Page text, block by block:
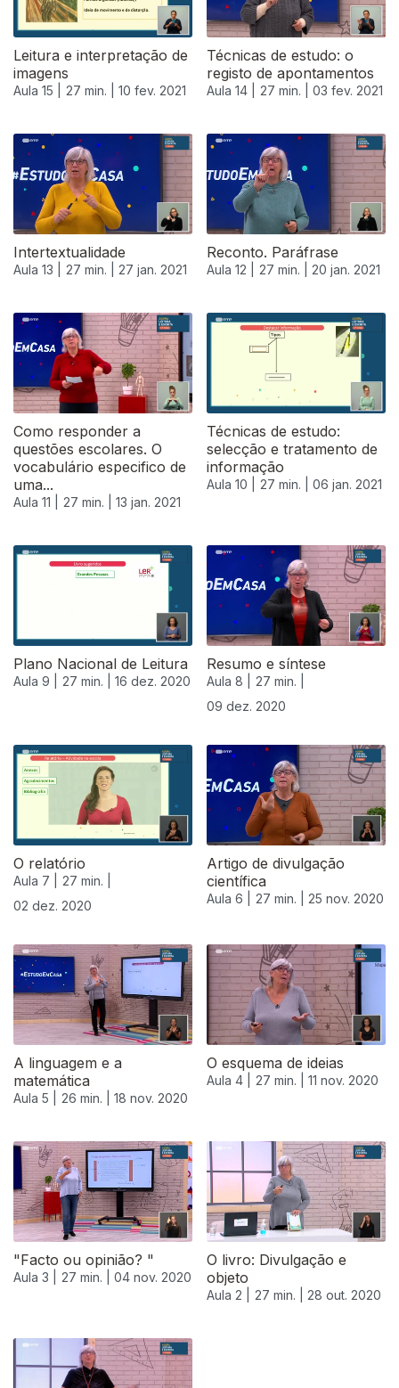
Leitura e interpretação de
imagens
Aula 15 | 27 min. | 10 fev. 2021
Técnicas de estudo: o
registo de apontamentos
Aula 14 | 27 min. | 03 fev. 2021
Intertextualidade
Aula 13 | 27 min. | 27 jan. 2021
Reconto. Paráfrase
Aula 12 | 27 min. | 20 jan. 2021
Como responder a
questões escolares. O
vocabulário especifico de
uma...
Aula 11 | 27 min. | 13 jan. 2021
Técnicas de estudo:
selecção e tratamento de
informação
Aula 10 | 27 min. | 06 jan. 2021
515833
Plano Nacional de Leitura
Aula 9 | 27 min. | 16 dez. 2020
Resumo e síntese
Aula 8 |
27 min. |
09 dez. 2020
O relatório
Aula 7 |
27 min. |
02 dez. 2020
Artigo de divulgação
científica
Aula 6 | 27 min. | 25 nov. 2020
A linguagem e a
matemática
Aula 5 | 26 min. | 18 nov. 2020
O esquema de ideias
Aula 4 | 27 min. | 11 nov. 2020
"Facto ou opinião? "
Aula 3 | 27 min. | 04 nov. 2020
O livro: Divulgação e
objeto
Aula 2 | 27 min. | 28 out. 2020
500318